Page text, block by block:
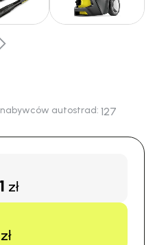
autostrad: 127
zł
zł